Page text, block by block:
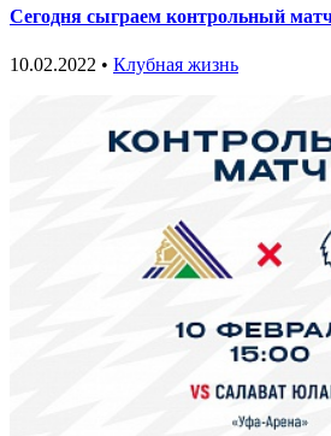
Сегодня сыграем контрольный
10.02.2022 • Клубная жизнь